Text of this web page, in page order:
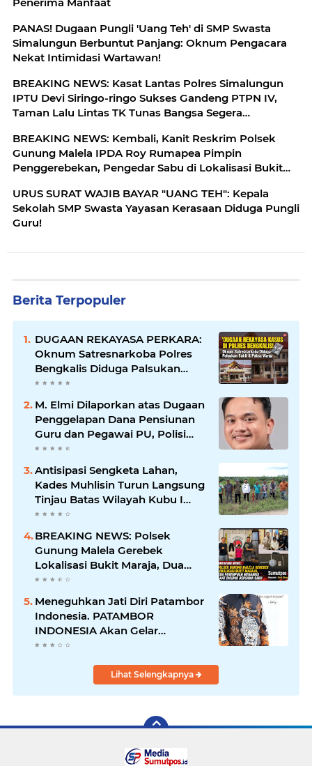
PANAS! Dugaan Pungli 'Uang Teh' di SMP Swasta
Simalungun Berbuntut Panjang: Oknum Pengacara
Nekat Intimidasi Wartawan!
BREAKING NEWS: Kasat Lantas Polres Simalungun
IPTU Devi Siringo-ringo Sukses Gandeng PTPN IV,
Taman Lalu Lintas TK Tunas Bangsa Segera
BREAKING NEWS: Kembali, Kanit Reskrim Polsek
Gunung Malela IPDA Roy Rumapea Pimpin
Penggerebekan, Pengedar Sabu di Lokalisasi Bukit
URUS SURAT WAJIB BAYAR "UANG TEH": Kepala
Sekolah SMP Swasta Yayasan Kerasaan Diduga Pungli
Guru!
Berita Terpopuler
DUGAAN REKAYASA PERKARA:
Oknum Satresnarkoba Polres
Bengkalis Diduga Palsukan
Barang Bukti Hingga Paksa
Warga Hadir di TKP
M. Elmi Dilaporkan atas Dugaan
Penggelapan Dana Pensiunan
Guru dan Pegawai PU, Polisi
Pastikan Proses Hukum
Berjalan
Antisipasi Sengketa Lahan,
Kades Muhlisin Turun Langsung
Tinjau Batas Wilayah Kubu I
yang Diduga Diserobot PT Jatim
BREAKING NEWS: Polsek
Gunung Malela Gerebek
Lokalisasi Bukit Maraja, Dua
Perempuan Menangis Saat
Diciduk Bersama Sabu
Meneguhkan Jati Diri Patambor
Indonesia. PATAMBOR
INDONESIA Akan Gelar
RAKERNAS II Di Jakarta.
Lihat Selengkapnya